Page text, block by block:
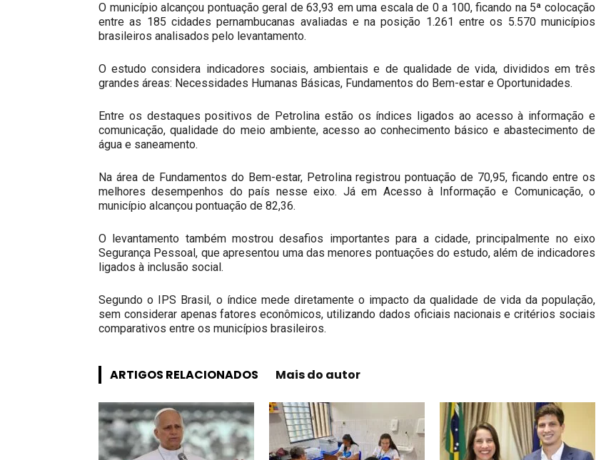
O município alcançou pontuação geral de 63,93 em uma escala de 0 a 100, ficando na 5ª colocação
entre as 185 cidades pernambucanas avaliadas e na posição 1.261 entre os 5.570 municípios
brasileiros analisados pelo levantamento.
O estudo considera indicadores sociais, ambientais e de qualidade de vida, divididos em três
grandes áreas: Necessidades Humanas Básicas, Fundamentos do Bem-estar e Oportunidades.
Entre os destaques positivos de Petrolina estão os índices ligados ao acesso à informação e
comunicação, qualidade do meio ambiente, acesso ao conhecimento básico e abastecimento de
água e saneamento.
Na área de Fundamentos do Bem-estar, Petrolina registrou pontuação de 70,95, ficando entre os
melhores desempenhos do país nesse eixo. Já em Acesso à Informação e Comunicação, o
município alcançou pontuação de 82,36.
O levantamento também mostrou desafios importantes para a cidade, principalmente no eixo
Segurança Pessoal, que apresentou uma das menores pontuações do estudo, além de indicadores
ligados à inclusão social.
Segundo o IPS Brasil, o índice mede diretamente o impacto da qualidade de vida da população,
sem considerar apenas fatores econômicos, utilizando dados oficiais nacionais e critérios sociais
comparativos entre os municípios brasileiros.
ARTIGOS RELACIONADOS Mais do autor